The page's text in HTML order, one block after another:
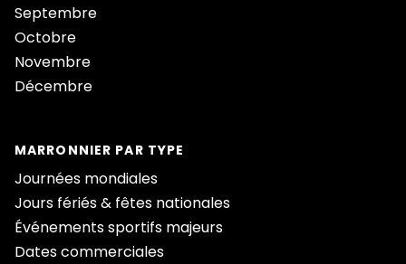
Septembre
Octobre
Novembre
Décembre
MARRONNIER PAR TYPE
Journées mondiales
Jours fériés & fêtes nationales
Événements sportifs majeurs
Dates commerciales